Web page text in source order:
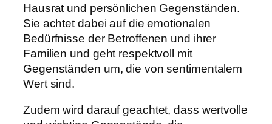
Hausrat und persönlichen Gegenständen.
Sie achtet dabei auf die emotionalen
Bedürfnisse der Betroffenen und ihrer
Familien und geht respektvoll mit
Gegenständen um, die von sentimentalem
Wert sind.
Zudem wird darauf geachtet, dass wertvolle